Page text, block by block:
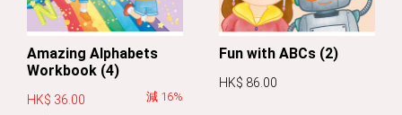
Amazing Alphabets
Workbook (4)
HK$ 36.00 減 16%
Fun with ABCs (2)
HK$ 86.00